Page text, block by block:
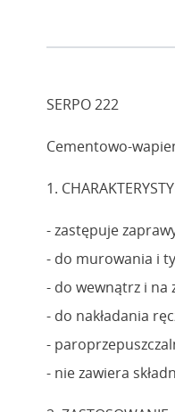
SERPO 222
Cementowo-
1.
- zastępuje
- do murowania i
- do wewnątrz i na
- do nakładania
-
- nie zawiera